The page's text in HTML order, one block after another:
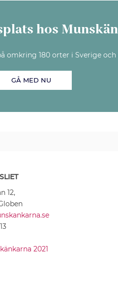
hos
omkring 180 orter i Sverige
GÅ MED NU
12,
2021